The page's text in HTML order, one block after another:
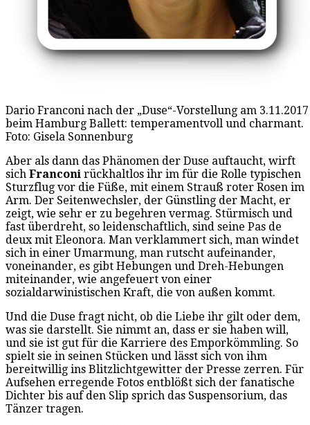
Dario Franconi nach der „Duse“-Vorstellung am 3.11.2017
beim Hamburg Ballett: temperamentvoll und charmant.
Foto: Gisela Sonnenburg
Aber als dann das Phänomen der Duse auftaucht, wirft
sich Franconi rückhaltlos ihr im für die Rolle typischen
Sturzflug vor die Füße, mit einem Strauß roter Rosen im
Arm. Der Seitenwechsler, der Günstling der Macht, er
zeigt, wie sehr er zu begehren vermag. Stürmisch und
fast überdreht, so leidenschaftlich, sind seine Pas de
deux mit Eleonora. Man verklammert sich, man windet
sich in einer Umarmung, man rutscht aufeinander,
voneinander, es gibt Hebungen und Dreh-Hebungen
miteinander, wie angefeuert von einer
sozialdarwinistischen Kraft, die von außen kommt.
Und die Duse fragt nicht, ob die Liebe ihr gilt oder dem,
was sie darstellt. Sie nimmt an, dass er sie haben will,
und sie ist gut für die Karriere des Emporkömmling. So
spielt sie in seinen Stücken und lässt sich von ihm
bereitwillig ins Blitzlichtgewitter der Presse zerren. Für
Aufsehen erregende Fotos entblößt sich der fanatische
Dichter bis auf den Slip sprich das Suspensorium, das
Tänzer tragen.